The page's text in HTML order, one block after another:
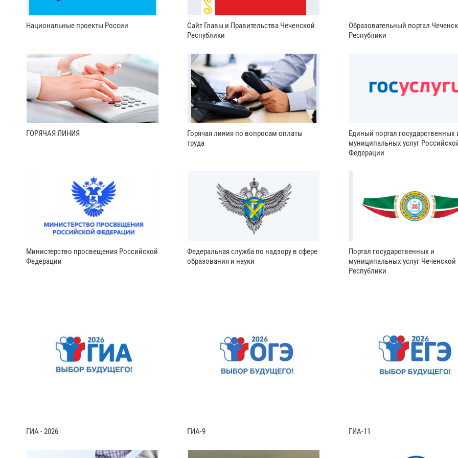
Национальные проекты России
Сайт Главы и Правительства Чеченской
Республики
Образовательный портал
Республики
ГОРЯЧАЯ ЛИНИЯ
Горячая линия по вопросам оплаты
труда
Единый портал государственных
муниципальных услуг
Федерации
Министерство просвещения Российской
Федерации
Федеральная служба по надзору в сфере
образования и науки
Портал государственных и
муниципальных услуг Чеченской
Республики
ГИА - 2026 ГИА-9 ГИА-11